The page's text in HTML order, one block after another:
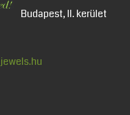
Budapest, II. kerület